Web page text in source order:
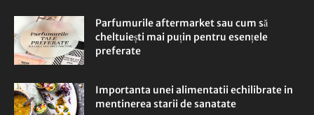
Parfumurile aftermarket sau cum să
cheltuiești mai puțin pentru esențele
preferate
Importanta unei alimentatii echilibrate in
mentinerea starii de sanatate